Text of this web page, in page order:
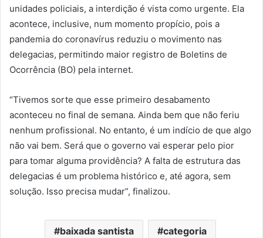
unidades policiais, a interdição é vista como urgente. Ela
acontece, inclusive, num momento propício, pois a
pandemia do coronavírus reduziu o movimento nas
delegacias, permitindo maior registro de Boletins de
Ocorrência (BO) pela internet.
“Tivemos sorte que esse primeiro desabamento
aconteceu no final de semana. Ainda bem que não feriu
nenhum profissional. No entanto, é um indício de que algo
não vai bem. Será que o governo vai esperar pelo pior
para tomar alguma providência? A falta de estrutura das
delegacias é um problema histórico e, até agora, sem
solução. Isso precisa mudar”, finalizou.
baixada santista categoria